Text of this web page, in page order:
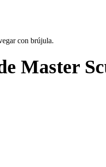
con brújula.
Master